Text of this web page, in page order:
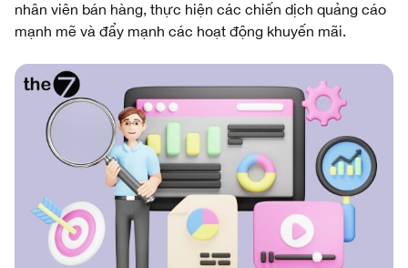
nhân viên bán hàng, thực hiện các chiến dịch quảng cáo
mạnh mẽ và đẩy mạnh các hoạt động khuyến mãi.